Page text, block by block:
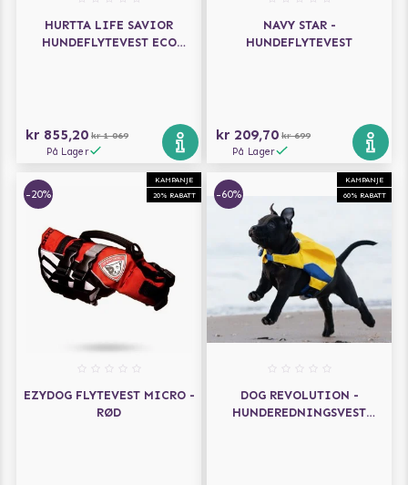
HURTTA LIFE SAVIOR
HUNDEFLYTEVEST ECO
kr 855,20 kr 1 069
På Lager
NAVY STAR -
HUNDEFLYTEVEST
kr 209,70 kr 699
På Lager
KAMPANJE
20% RABATT
-20%
EZYDOG FLYTEVEST MICRO -
RØD
KAMPANJE
60% RABATT
-60%
DOG REVOLUTION -
HUNDEREDNINGSVEST